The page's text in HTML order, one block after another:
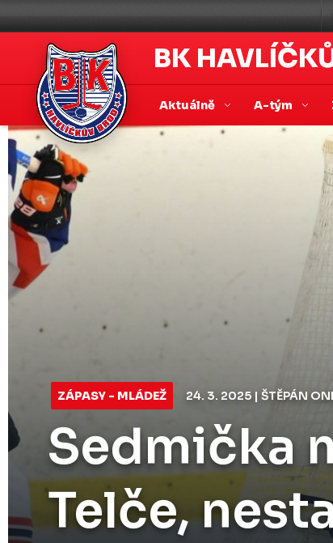
BK
Aktuálně A-tým
ZÁPASY - MLÁDEŽ 24. 3. 2025 | ŠTĚPÁN
Sedmička
Telče,